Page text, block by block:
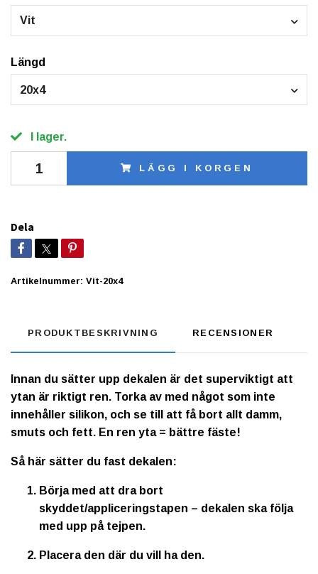
Vit
Längd
20x4
I lager.
LÄGG I KORGEN
Dela
Artikelnummer: Vit-20x4
PRODUKTBESKRIVNING RECENSIONER
Innan du sätter upp dekalen är det superviktigt att
ytan är riktigt ren. Torka av med något som inte
innehåller silikon, och se till att få bort allt damm,
smuts och fett. En ren yta = bättre fäste!
Så här sätter du fast dekalen:
Börja med att dra bort
skyddet/appliceringstapen – dekalen ska följa
med upp på tejpen.
Placera den där du vill ha den.